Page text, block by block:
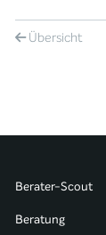
Übersicht
Berater-Scout
Beratung